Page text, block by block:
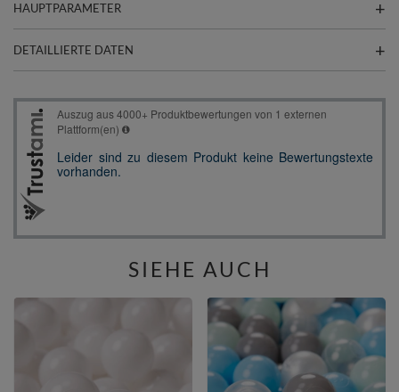
HAUPTPARAMETER
DETAILLIERTE DATEN
SIEHE AUCH